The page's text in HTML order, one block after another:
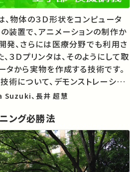
、物体の３Ｄ形状をコンピュータ
装置で、アニメーションの制作か
発、さらには医療分野でも利用さ
３Ｄプリンタは、そのようにして取
タから実物を作成する技術です。
術について、デモンストレーショ
要を説明し、またその原理につい
、長井 超慧
ング必勝法